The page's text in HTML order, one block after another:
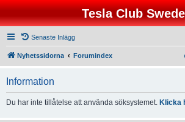
Tesla Club
Senaste Inlägg
Nyhetssidorna Forumindex
Information
Du har inte tillåtelse att använda söksystemet. Klicka